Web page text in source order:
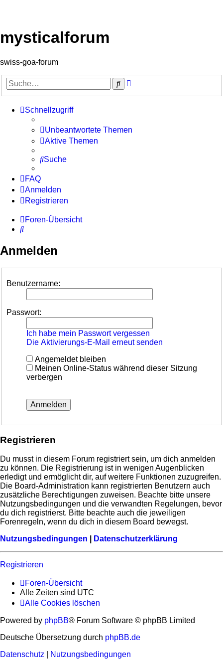
mysticalforum
swiss-goa-forum
Suche
Schnellzugriff
Unbeantwortete Themen
Aktive Themen
Suche
FAQ
Anmelden
Registrieren
Foren-Übersicht
Suche
Anmelden
Benutzername:
Passwort:
Ich habe mein Passwort vergessen
Die Aktivierungs-E-Mail erneut senden
Angemeldet bleiben
Meinen Online-Status während dieser Sitzung
verbergen
Registrieren
Du musst in diesem Forum registriert sein, um dich anmelden
zu können. Die Registrierung ist in wenigen Augenblicken
erledigt und ermöglicht dir, auf weitere Funktionen zuzugreifen.
Die Board-Administration kann registrierten Benutzern auch
zusätzliche Berechtigungen zuweisen. Beachte bitte unsere
Nutzungsbedingungen und die verwandten Regelungen, bevor
du dich registrierst. Bitte beachte auch die jeweiligen
Forenregeln, wenn du dich in diesem Board bewegst.
Nutzungsbedingungen
Datenschutzerklärung
Registrieren
Foren-Übersicht
Alle Zeiten sind UTC
Alle Cookies löschen
Powered by phpBB® Forum Software © phpBB Limited
Deutsche Übersetzung durch phpBB.de
Datenschutz
Nutzungsbedingungen